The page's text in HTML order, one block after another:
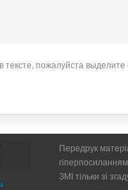
тексте, пожалуйста
Передрук
ЗМІ тільки зі